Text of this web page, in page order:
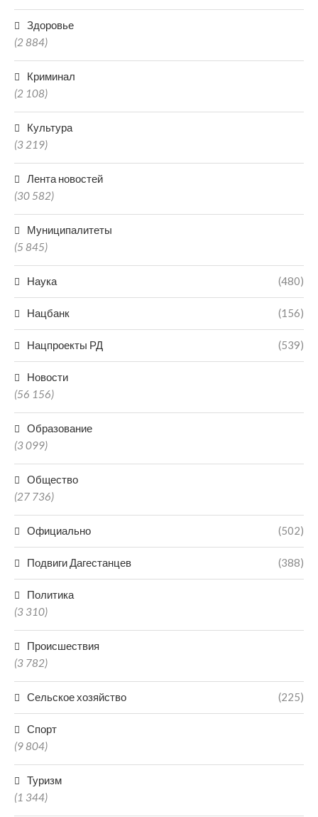
Здоровье
(2 884)
Криминал
(2 108)
Культура
(3 219)
Лента новостей
(30 582)
Муниципалитеты
(5 845)
Наука (480)
Нацбанк (156)
Нацпроекты РД (539)
Новости
(56 156)
Образование
(3 099)
Общество
(27 736)
Официально (502)
Подвиги Дагестанцев (388)
Политика
(3 310)
Происшествия
(3 782)
Сельское хозяйство (225)
Спорт
(9 804)
Туризм
(1 344)